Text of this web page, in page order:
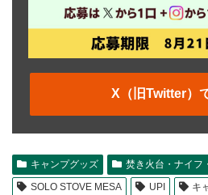
X（旧Twitter）
キャンプグッズ
焚き火台・ナイフ
SOLO STOVE MESA
UPI キ